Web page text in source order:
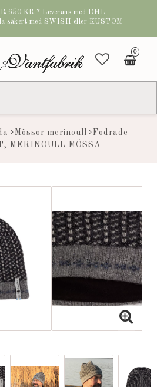
650 KR * Leverans med DHL
säkert med SWISH eller KUSTOM
0
Mössor merinoull
Fodrade
MERINOULL MÖSSA